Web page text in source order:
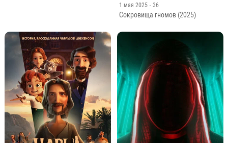
1 мая 2025 · 36
Сокровища гномов (2025)